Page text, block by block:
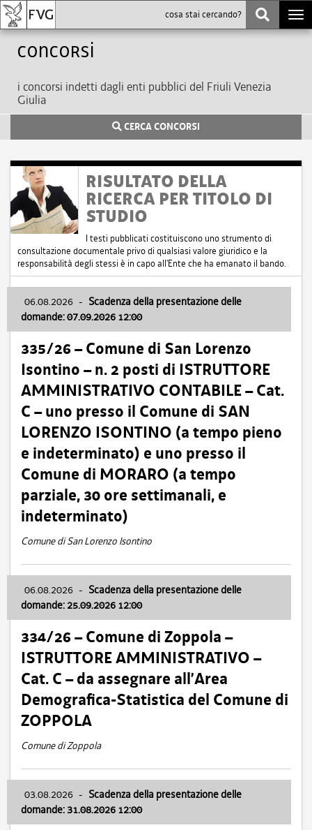
Concorsi
i concorsi indetti dagli enti pubblici del Friuli Venezia
Giulia
CERCA CONCORSI
RISULTATO DELLA
RICERCA PER TITOLO DI
STUDIO
I testi pubblicati costituiscono uno strumento di
consultazione documentale privo di qualsiasi valore giuridico e la
responsabilità degli stessi è in capo all'Ente che ha emanato il bando.
06.08.2026 - Scadenza della presentazione delle
domande: 07.09.2026 12:00
335/26 – Comune di San Lorenzo
Isontino – n. 2 posti di ISTRUTTORE
AMMINISTRATIVO CONTABILE – Cat.
C – uno presso il Comune di SAN
LORENZO ISONTINO (a tempo pieno
e indeterminato) e uno presso il
Comune di MORARO (a tempo
parziale, 30 ore settimanali, e
indeterminato)
Comune di San Lorenzo Isontino
06.08.2026 - Scadenza della presentazione delle
domande: 25.09.2026 12:00
334/26 – Comune di Zoppola –
ISTRUTTORE AMMINISTRATIVO –
Cat. C – da assegnare all’Area
Demografica-Statistica del Comune di
ZOPPOLA
Comune di Zoppola
03.08.2026 - Scadenza della presentazione delle
domande: 31.08.2026 12:00